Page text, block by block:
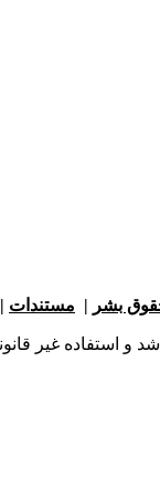
بشر | مستندات |
استفاده غیر